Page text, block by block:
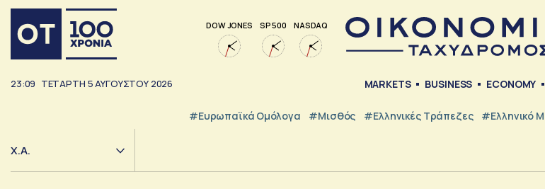
DOW JONES SP 500 NASDAQ
23:09 ΤΕΤΆΡΤΗ 5ΑΥΓΟΎΣΤΟΥ 2026 MARKETS BUSINESS ECONOMY
#Ευρωπαϊκά Ομόλογα #Μισθός #ελληνικές Τράπεζες #Ελληνικό
Χ.Α.